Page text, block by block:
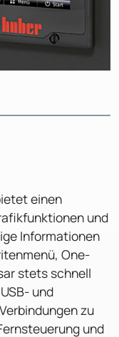
einen
und
Informationen
One-
stets schnell
und
zu
und